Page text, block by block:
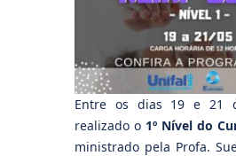
Entre os dias 19 e 21
realizado o 1º Nível do
ministrado pela Profa.